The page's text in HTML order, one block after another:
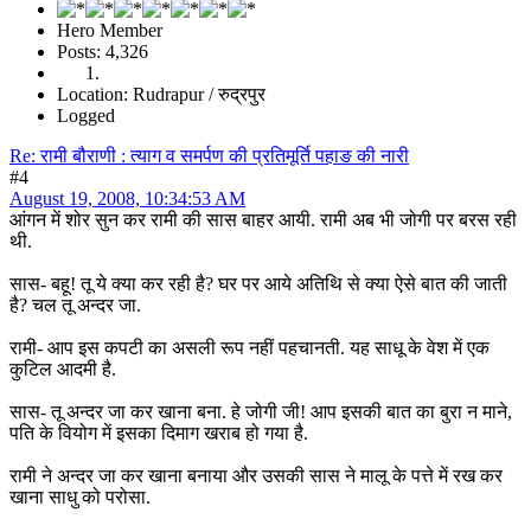
Hero Member
Posts: 4,326
Location: Rudrapur / रुद्रपुर
Logged
Re: रामी बौराणी : त्याग व समर्पण की प्रतिमूर्ति पहाङ की नारी
#4
August 19, 2008, 10:34:53 AM
आंगन में शोर सुन कर रामी की सास बाहर आयी. रामी अब भी जोगी पर बरस रही
थी.
सास- बहू! तू ये क्या कर रही है? घर पर आये अतिथि से क्या ऐसे बात की जाती
है? चल तू अन्दर जा.
रामी- आप इस कपटी का असली रूप नहीं पहचानती. यह साधू के वेश में एक
कुटिल आदमी है.
सास- तू अन्दर जा कर खाना बना. हे जोगी जी! आप इसकी बात का बुरा न माने,
पति के वियोग में इसका दिमाग खराब हो गया है.
रामी ने अन्दर जा कर खाना बनाया और उसकी सास ने मालू के पत्ते में रख कर
खाना साधु को परोसा.